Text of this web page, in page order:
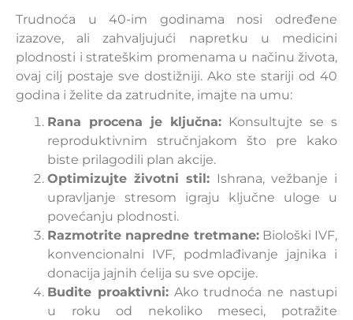
Trudnoća u 40-im godinama nosi određene
izazove, ali zahvaljujući napretku u medicini
plodnosti i strateškim promenama u načinu života,
ovaj cilj postaje sve dostižniji. Ako ste stariji od 40
godina i želite da zatrudnite, imajte na umu:
Rana procena je ključna: Konsultujte se s
reproduktivnim stručnjakom što pre kako
biste prilagodili plan akcije.
Optimizujte životni stil: Ishrana, vežbanje i
upravljanje stresom igraju ključne uloge u
povećanju plodnosti.
Razmotrite napredne tretmane:Biološki IVF,
konvencionalni IVF, podmlađivanje jajnika i
donacija jajnih ćelija su sve opcije.
Budite proaktivni:Ako trudnoća ne nastupi
u roku od nekoliko meseci, potražite